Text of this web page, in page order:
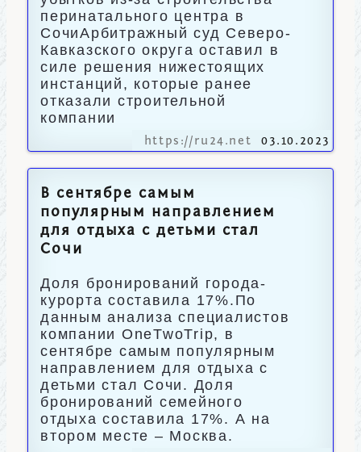
перинатального центра в
СочиАрбитражный суд Северо-
Кавказского округа оставил в
силе решения нижестоящих
инстанций, которые ранее
отказали строительной
компании
https://ru24.net 03.10.2023
В сентябре самым
популярным направлением
для отдыха с детьми стал
Сочи
Доля бронирований города-
курорта составила 17%.По
данным анализа специалистов
компании OneTwoTrip, в
сентябре самым популярным
направлением для отдыха с
детьми стал Сочи. Доля
бронирований семейного
отдыха составила 17%. А на
втором месте – Москва.